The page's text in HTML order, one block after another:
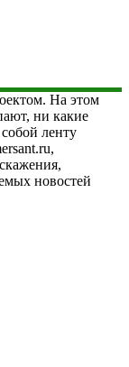
На этом
ни какие
ленту
новостей